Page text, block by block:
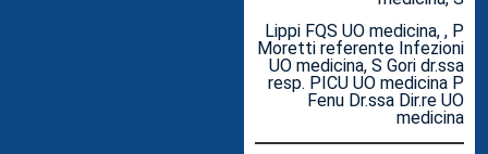
Lippi FQS UO medicina, , P
Moretti referente Infezioni
UO medicina, S Gori dr.ssa
resp. PICU UO medicina P
Fenu Dr.ssa Dir.re UO
medicina